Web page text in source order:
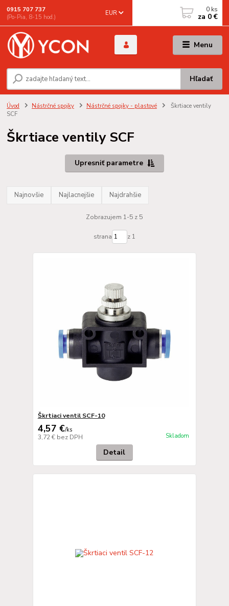
Menu
EUR
Hľadať
0915 707 737
(Po-Pia, 8-15 hod.)
0 ks
za 0 €
Úvod Nástrčné spojky Nástrčné spojky - plastové
Škrtiace ventily
SCF
Škrtiace ventily SCF
Upresniť parametre
Najnovšie Najlacnejšie Najdrahšie
Zobrazujem 1-5 z 5
strana z 1
Škrtiaci ventil SCF-10
4,57 €/ks
3,72 € bez DPH Skladom
Detail